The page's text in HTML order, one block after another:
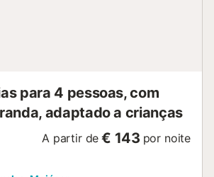
às 8:0...
para 4 pessoas, com
adaptado a crianças
A partir de € 143 por noite